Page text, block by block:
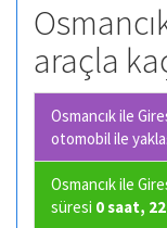
araçla
Osmancık ile
otomobil ile
Osmancık ile
süresi 0 saat,